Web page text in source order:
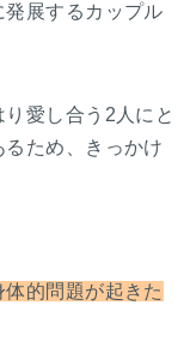
発展するカップル
愛し合う2人にと
ため、きっかけ
的問題が起きた